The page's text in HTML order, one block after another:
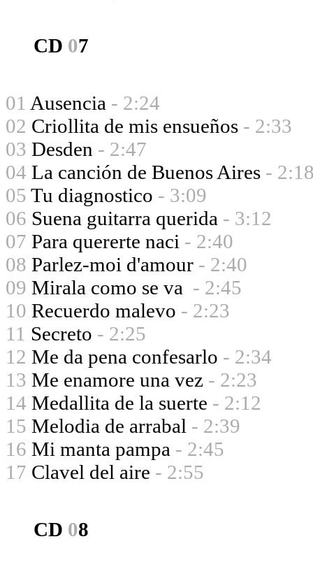
CD 07
01 Ausencia - 2:24
02 Criollita de mis ensueños - 2:33
03 Desden - 2:47
04 La canción de Buenos Aires -
05 Tu diagnostico - 3:09
06 Suena guitarra querida - 3:12
07 Para quererte naci - 2:40
08 Parlez-moi d'amour - 2:40
09 Mirala como se va - 2:45
10 Recuerdo malevo - 2:23
11 Secreto - 2:25
12 Me da pena confesarlo - 2:34
13 Me enamore una vez - 2:23
14 Medallita de la suerte - 2:12
15 Melodia de arrabal - 2:39
16 Mi manta pampa - 2:45
17 Clavel del aire - 2:55
CD 08